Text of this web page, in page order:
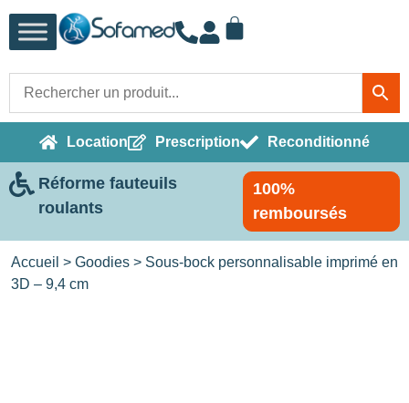
Location Prescription Reconditionné
Réforme fauteuils
roulants
100%
remboursés
Accueil > Goodies > Sous-bock personnalisable imprimé en
3D – 9,4 cm